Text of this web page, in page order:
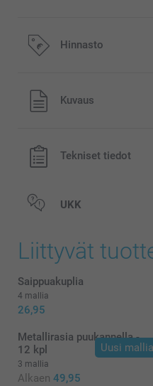
Hinnasto
Kaikki hinnat ovat euroina,
eivät sisällä postikuluja.
Kuvaus
Tekniset tiedot
UKK
Liittyvät
Saippuakuplia
4 mallia
26,95
Uusi mallia
Metallirasia puukannella -
12 kpl
3 mallia
Alkaen 49,95